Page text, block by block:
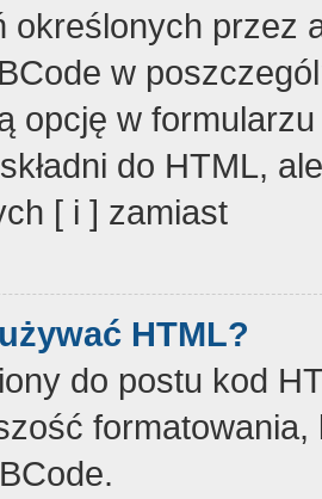
określonych przez
w
opcję w
do HTML,
[ i ] zamiast
HTML?
do postu kod